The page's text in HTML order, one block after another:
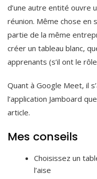
d’une autre entité ouvre
réunion. Même chose en
partie de la même
créer un tableau blanc,
apprenants (s’il ont le
Quant à Google Meet, il
l’application Jamboard
article.
Mes conseils
Choisissez un
l’aise